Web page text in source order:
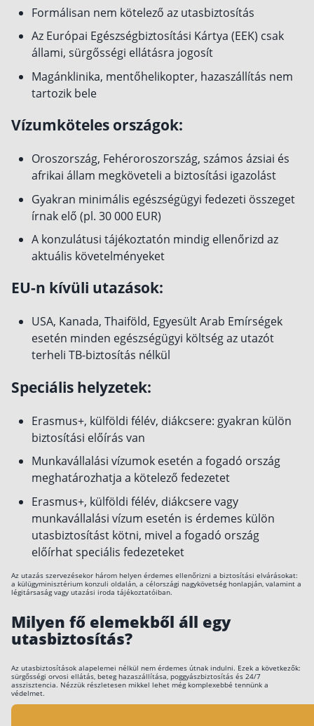
Formálisan nem kötelező az utasbiztosítás
Az Európai Egészségbiztosítási Kártya (EEK) csak
állami, sürgősségi ellátásra jogosít
Magánklinika, mentőhelikopter, hazaszállítás nem
tartozik bele
Vízumköteles országok:
Oroszország, Fehéroroszország, számos ázsiai és
afrikai állam megköveteli a biztosítási igazolást
Gyakran minimális egészségügyi fedezeti összeget
írnak elő (pl. 30 000 EUR)
A konzulátusi tájékoztatón mindig ellenőrizd az
aktuális követelményeket
EU-n kívüli utazások:
USA, Kanada, Thaiföld, Egyesült Arab Emírségek
esetén minden egészségügyi költség az utazót
terheli TB-biztosítás nélkül
Speciális helyzetek:
Erasmus+, külföldi félév, diákcsere: gyakran külön
biztosítási előírás van
Munkavállalási vízumok esetén a fogadó ország
meghatározhatja a kötelező fedezetet
Erasmus+, külföldi félév, diákcsere vagy
munkavállalási vízum esetén is érdemes külön
utasbiztosítást kötni, mivel a fogadó ország
előírhat speciális fedezeteket
Az utazás szervezésekor három helyen érdemes ellenőrizni a biztosítási elvárásokat:
a külügyminisztérium konzuli oldalán, a célországi nagykövetség honlapján, valamint a
légitársaság vagy utazási iroda tájékoztatóiban.
Milyen fő elemekből áll egy
utasbiztosítás?
Az utasbiztosítások alapelemei nélkül nem érdemes útnak indulni. Ezek a következők:
sürgősségi orvosi ellátás, beteg hazaszállítása, poggyászbiztosítás és 24/7
asszisztencia. Nézzük részletesen mikkel lehet még komplexebbé tennünk a
védelmet.